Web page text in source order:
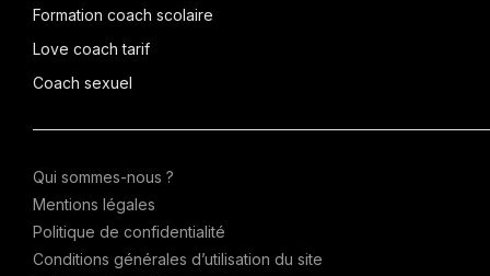
Formation coach scolaire
Love coach tarif
Coach sexuel
Qui sommes-nous ?
Mentions légales
Politique de confidentialité
Conditions générales d’utilisation du site